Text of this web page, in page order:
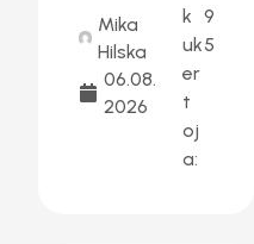
Mika
Hilska
06.08.
2026
k
uk
er
t
oj
a:
9
5